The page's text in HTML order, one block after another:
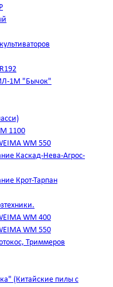
1М "Бычок"
1100
WM 550
Каскад-Нева-Агрос-
Крот-Тарпан
WM 400
WM 550
Триммеров
(Китайские пилы с